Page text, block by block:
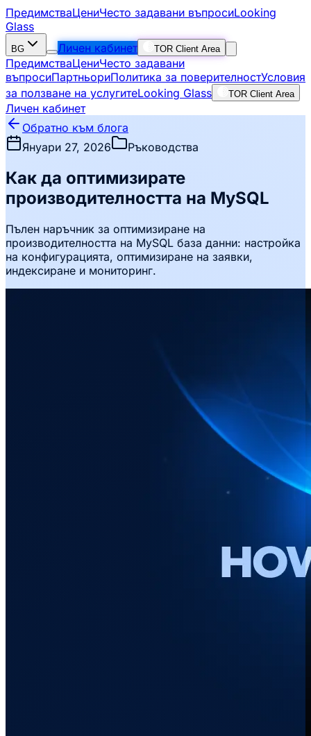
ПредимстваЦениЧесто задавани въпросиLooking
Glass
BG Личен кабинет TOR Client Area
ПредимстваЦениЧесто задавани
въпросиПартньориПолитика за поверителностУсловия
за ползване на услугитеLooking Glass TOR Client Area
Личен кабинет
Обратно към блога
Януари 27, 2026
Ръководства
Как да оптимизирате
производителността на MySQL
Пълен наръчник за оптимизиране на
производителността на MySQL база данни: настройка
на конфигурацията, оптимизиране на заявки,
индексиране и мониторинг.